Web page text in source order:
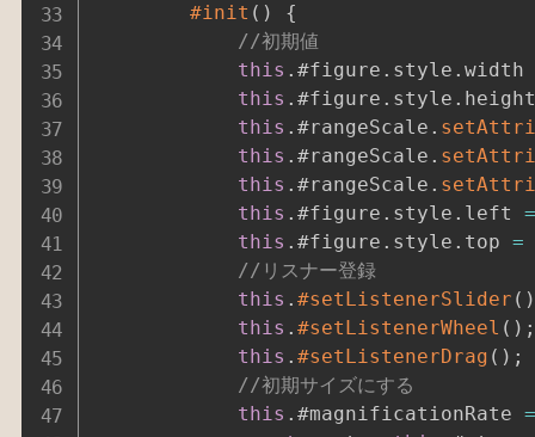
#init ( )
{
//初期値
this . #figure . style . width
this . #figure . style .
this . #rangeScale .
this . #rangeScale .
this . #rangeScale .
this . #figure . style . left =
this . #figure . style . top =
//リスナー登録
this . #setListenerSlider ( )
this . #setListenerWheel ( ) ;
this . #setListenerDrag ( ) ;
//初期サイズにする
this . #magnificationRate =